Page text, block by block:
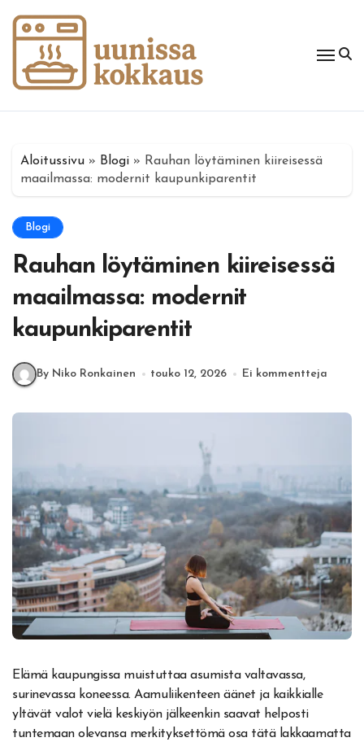
content
Aloitussivu » Blogi » Rauhan löytäminen kiireisessä
maailmassa: modernit kaupunkiparentit
Blogi
Rauhan löytäminen kiireisessä
maailmassa: modernit
kaupunkiparentit
By Niko Ronkainen touko 12, 2026 Ei kommentteja
Elämä kaupungissa muistuttaa asumista valtavassa,
surinevassa koneessa. Aamuliikenteen äänet ja kaikkialle
yltävät valot vielä keskiyön jälkeenkin saavat helposti
tuntemaan olevansa merkityksettömä osa tätä lakkaamatta